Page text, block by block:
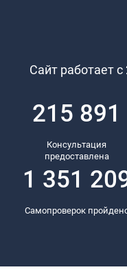
Сайт работает
215 891
Консультация
предоставлена
1 351
Самопроверок